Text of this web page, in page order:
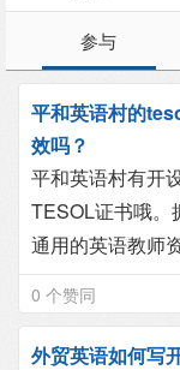
参与
平和英语村的
效吗？
平和英语村有开
TESOL证书哦。
通用的英语教师
0 个赞同
外贸英语如何写